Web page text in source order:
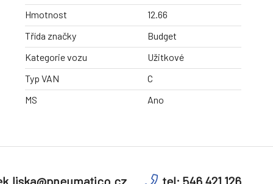
Hmotnost
12.66
Třída značky
Budget
Kategorie vozu
Užitkové
Typ VAN
C
MS
Ano